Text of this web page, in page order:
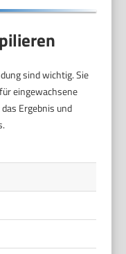
sind wichtig. Sie
eingewachsene
Ergebnis und